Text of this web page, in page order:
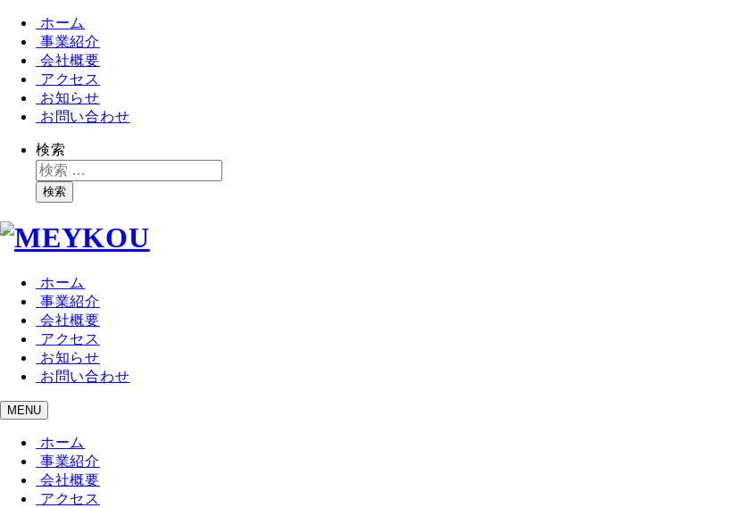
ホーム
事業紹介
会社概要
アクセス
お知らせ
お問い合わせ
検索
検索
ホーム
事業紹介
会社概要
アクセス
お知らせ
お問い合わせ
MENU
ホーム
事業紹介
会社概要
アクセス